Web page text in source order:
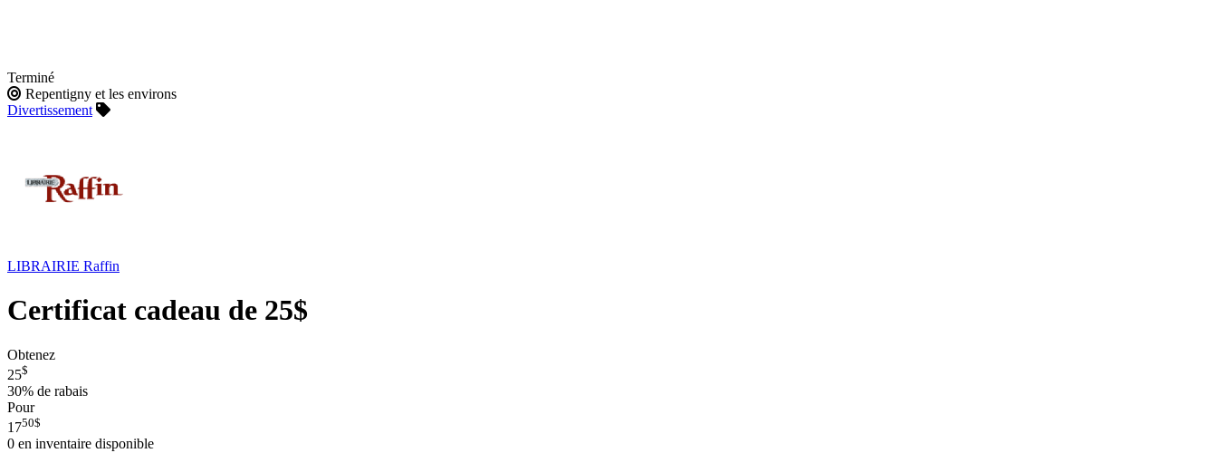
Terminé
Repentigny et les environs
Divertissement
LIBRAIRIE Raffin
Certificat cadeau de 25$
Obtenez
25$
30% de rabais
Pour
1750$
0 en inventaire disponible